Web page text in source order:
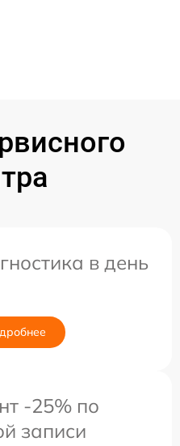
в день
-25% по
записи